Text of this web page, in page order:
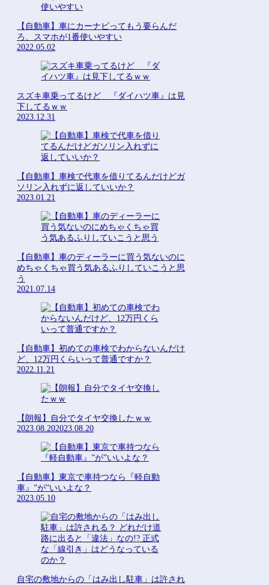
【自動車】車にカーナビってもう要らんだ
ろ、スマホが1番使いやすい
2022.05.02
スズキ車乗ってるけど 『ダイハツ車』は見
下してるｗｗ
2023.12.31
【自動車】車検で代車を借りてるんだけどガ
ソリン入れずに返していいか？
2023.01.21
【自動車】車のディーラーに買う気ないのに
めちゃくちゃ買う気あるふりしていこうと思
う
2021.07.14
【自動車】初めての車検でわからないんだけ
ど、12万円くらいって普通ですか？
2022.11.21
【朗報】自分でタイヤ交換したｗｗ
2023.08.202023.08.20
【自動車】東京で車持つなら『軽自動
車』”が”いいよな？
2023.05.10
自宅の敷地からの「はみ出し駐車」は許され